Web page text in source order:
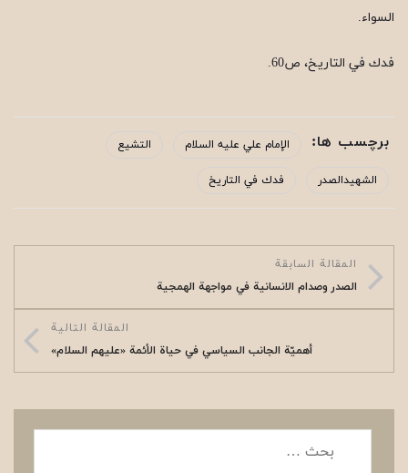
السواء.
فدك في التاريخ، ص60.
برچسب ها: الإمام علي عليه السلام التشيع
الشهيدالصدر فدك في التاريخ
المقالة السابقة
الصدر وصدام الانسانية في مواجهة الهمجية
المقالة التالية
أهمیّة الجانب السیاسي في حياة الأئمة «علیهم السلام»